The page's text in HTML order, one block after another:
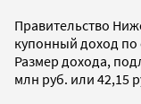
Правительство
купонный доход по
Размер дохода,
млн руб. или 42,15